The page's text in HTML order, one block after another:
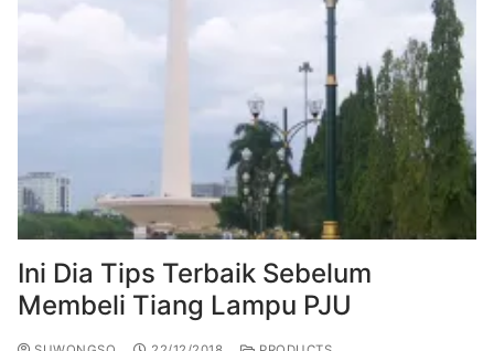
Ini Dia Tips Terbaik Sebelum
Membeli Tiang Lampu PJU